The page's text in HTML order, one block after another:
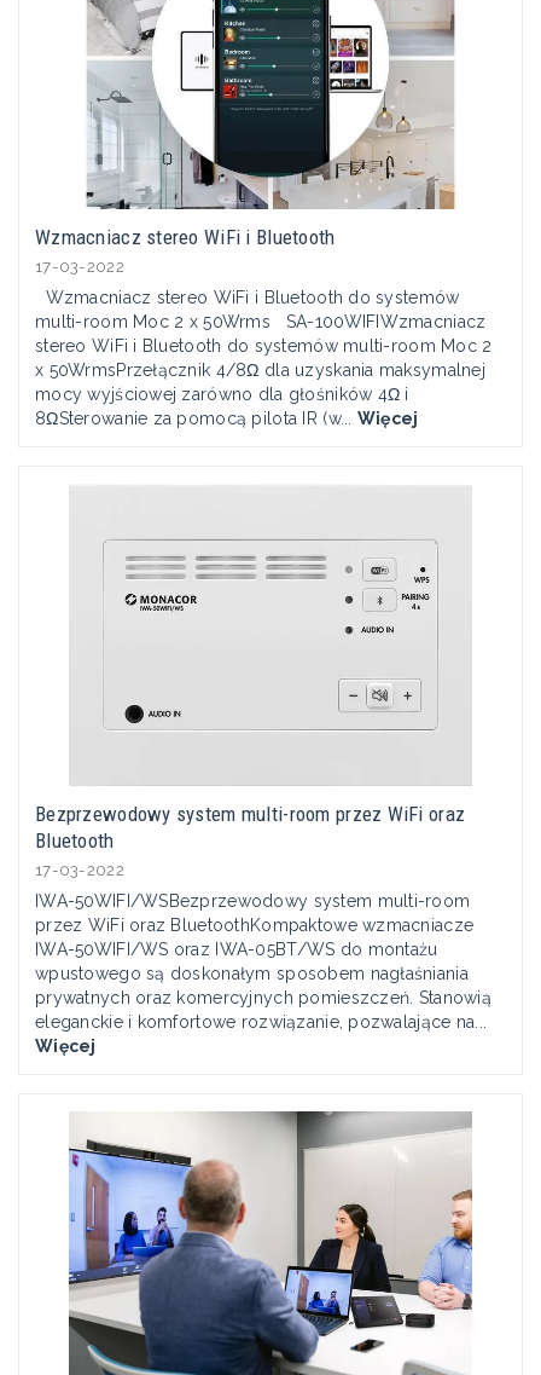
Wzmacniacz stereo WiFi i Bluetooth
17-03-2022
Wzmacniacz stereo WiFi i Bluetooth do systemów
multi-room Moc 2 x 50Wrms SA-100WIFIWzmacniacz
stereo WiFi i Bluetooth do systemów multi-room Moc 2
x 50WrmsPrzełącznik 4/8Ω dla uzyskania maksymalnej
mocy wyjściowej zarówno dla głośników 4Ω i
8ΩSterowanie za pomocą pilota IR (w... Więcej
Bezprzewodowy system multi-room przez WiFi oraz
Bluetooth
17-03-2022
IWA-50WIFI/WSBezprzewodowy system multi-room
przez WiFi oraz BluetoothKompaktowe wzmacniacze
IWA-50WIFI/WS oraz IWA-05BT/WS do montażu
wpustowego są doskonałym sposobem nagłaśniania
prywatnych oraz komercyjnych pomieszczeń. Stanowią
eleganckie i komfortowe rozwiązanie, pozwalające na...
Więcej